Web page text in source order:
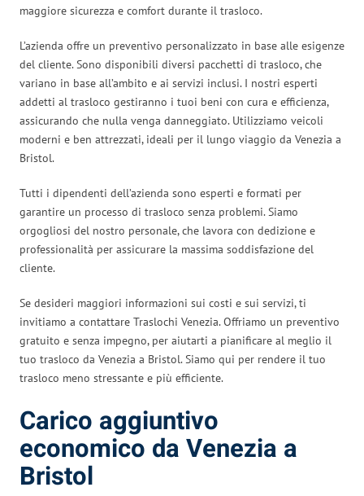
maggiore sicurezza e comfort durante il trasloco.
L’azienda offre un preventivo personalizzato in base alle esigenze
del cliente. Sono disponibili diversi pacchetti di trasloco, che
variano in base all’ambito e ai servizi inclusi. I nostri esperti
addetti al trasloco gestiranno i tuoi beni con cura e efficienza,
assicurando che nulla venga danneggiato. Utilizziamo veicoli
moderni e ben attrezzati, ideali per il lungo viaggio da Venezia a
Bristol.
Tutti i dipendenti dell’azienda sono esperti e formati per
garantire un processo di trasloco senza problemi. Siamo
orgogliosi del nostro personale, che lavora con dedizione e
professionalità per assicurare la massima soddisfazione del
cliente.
Se desideri maggiori informazioni sui costi e sui servizi, ti
invitiamo a contattare Traslochi Venezia. Offriamo un preventivo
gratuito e senza impegno, per aiutarti a pianificare al meglio il
tuo trasloco da Venezia a Bristol. Siamo qui per rendere il tuo
trasloco meno stressante e più efficiente.
Carico aggiuntivo
economico da Venezia a
Bristol